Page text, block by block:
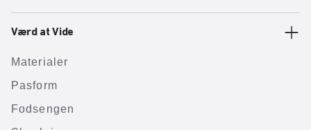
Værd at Vide
Materialer
Pasform
Fodsengen